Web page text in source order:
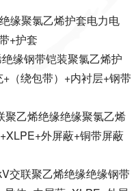
缘聚氯乙烯护套电力电
+护套
缘钢带铠装聚氯乙烯护
（绕包带）+内衬层+钢带
聚乙烯绝缘绝缘聚氯乙烯
外屏蔽+铜带屏蔽
交联聚乙烯绝缘绝缘钢带